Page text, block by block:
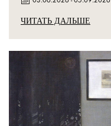
ЧИТАТЬ ДАЛЬШЕ